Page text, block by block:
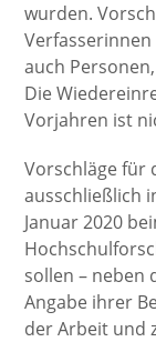
wurden.
auch
Die
Vorjahren ist
Vorschläge für
ausschließlich
Januar 2020
sollen – neben
Angabe ihrer
der Arbeit und